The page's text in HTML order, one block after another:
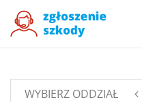
WYBIERZ ODDZIAŁ